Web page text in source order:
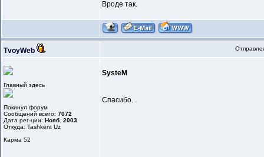
Вроде так.
TvoyWeb
Главный здесь
Покинул форум
Сообщений всего: 7072
Дата рег-ции: Нояб. 2003
Откуда: Tashkent Uz
Карма 52
SysteM
Спасибо.